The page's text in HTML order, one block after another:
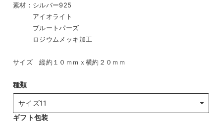
素材：シルバー925
アイオライト
ブルートパーズ
ロジウムメッキ加工
サイズ 縦約１０ｍｍｘ横約２０ｍｍ
種類
ギフト包装